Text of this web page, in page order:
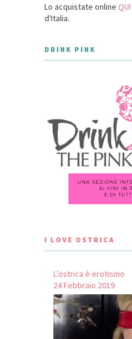
Lo acquistate online QUI
d'Italia.
DRINK PINK
I LOVE OSTRICA
L’ostrica è erotismo
24 Febbraio 2019